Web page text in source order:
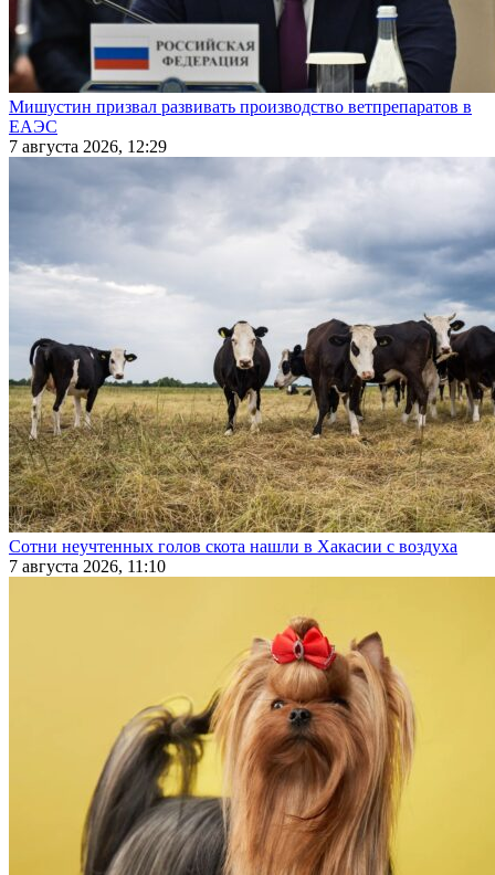
Мишустин призвал развивать производство ветпрепаратов в
ЕАЭС
7 августа 2026, 12:29
Сотни неучтенных голов скота нашли в Хакасии с воздуха
7 августа 2026, 11:10